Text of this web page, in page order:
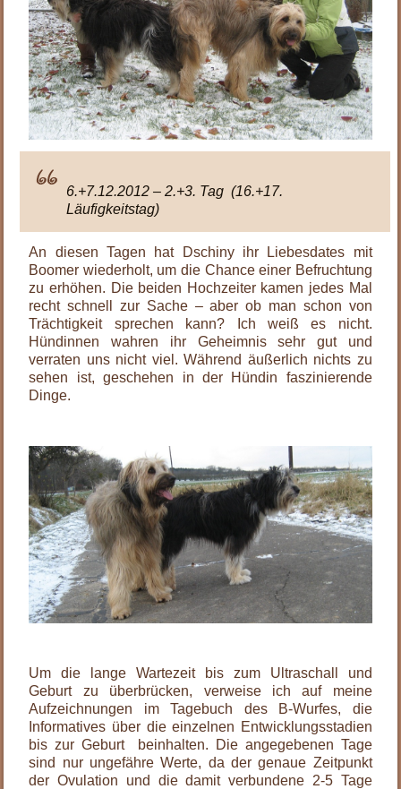
6.+7.12.2012 – 2.+3. Tag (16.+17.
Läufigkeitstag)
An diesen Tagen hat Dschiny ihr Liebesdates mit
Boomer wiederholt, um die Chance einer Befruchtung
zu erhöhen. Die beiden Hochzeiter kamen jedes Mal
recht schnell zur Sache – aber ob man schon von
Trächtigkeit sprechen kann? Ich weiß es nicht.
Hündinnen wahren ihr Geheimnis sehr gut und
verraten uns nicht viel. Während äußerlich nichts zu
sehen ist, geschehen in der Hündin faszinierende
Dinge.
Um die lange Wartezeit bis zum Ultraschall und
Geburt zu überbrücken, verweise ich auf meine
Aufzeichnungen im Tagebuch des B-Wurfes, die
Informatives über die einzelnen Entwicklungsstadien
bis zur Geburt beinhalten. Die angegebenen Tage
sind nur ungefähre Werte, da der genaue Zeitpunkt
der Ovulation und die damit verbundene 2-5 Tage